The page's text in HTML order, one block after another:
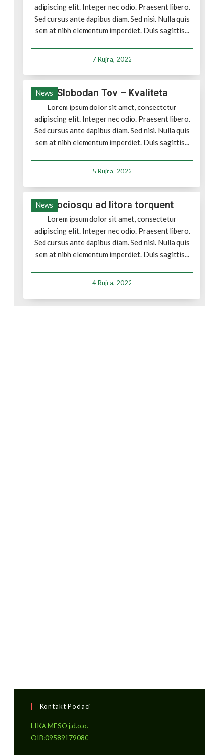
adipiscing elit. Integer nec odio. Praesent libero.
Sed cursus ante dapibus diam. Sed nisi. Nulla quis
sem at nibh elementum imperdiet. Duis sagittis...
7 Rujna, 2022
News Slobodan Tov – Kvaliteta
Lorem ipsum dolor sit amet, consectetur
adipiscing elit. Integer nec odio. Praesent libero.
Sed cursus ante dapibus diam. Sed nisi. Nulla quis
sem at nibh elementum imperdiet. Duis sagittis...
5 Rujna, 2022
NewsSociosqu ad litora torquent
Lorem ipsum dolor sit amet, consectetur
adipiscing elit. Integer nec odio. Praesent libero.
Sed cursus ante dapibus diam. Sed nisi. Nulla quis
sem at nibh elementum imperdiet. Duis sagittis...
4 Rujna, 2022
Kontakt Podaci
LIKA MESO j.d.o.o.
OIB:09589179080